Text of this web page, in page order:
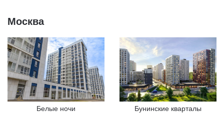
Москва
Белые ночи Бунинские кварталы